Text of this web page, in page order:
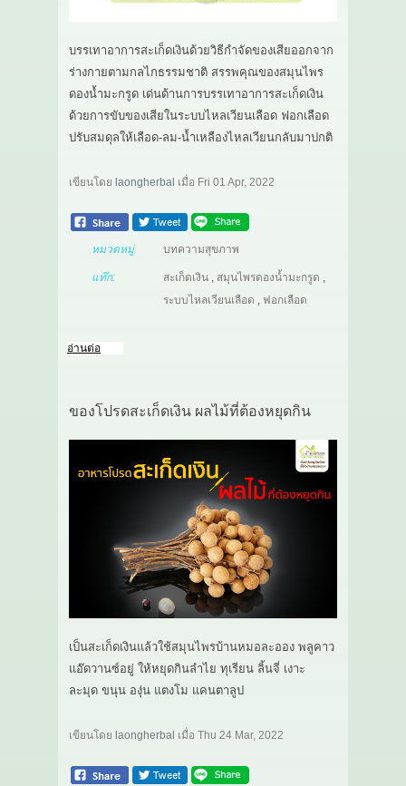
บรรเทาอาการสะเก็ดเงินด้วยวิธีกำจัดของเสียออกจาก
ร่างกายตามกลไกธรรมชาติ สรรพคุณของสมุนไพร
ดองน้ำมะกรูด เด่นด้านการบรรเทาอาการสะเก็ดเงิน
ด้วยการขับของเสียในระบบไหลเวียนเลือด ฟอกเลือด
ปรับสมดุลให้เลือด-ลม-น้ำเหลืองไหลเวียนกลับมาปกติ
เขียนโดย laongherbal เมื่อ Fri 01 Apr, 2022
หมวดหมู่ บทความสุขภาพ
แท๊ก: สะเก็ดเงิน, สมุนไพรดองน้ำมะกรูด
ระบบไหลเวียนเลือด
ฟอกเลือด
อ่านต่อ
ของโปรดสะเก็ดเงิน ผลไม้ที่ต้องหยุดกิน
เป็นสะเก็ดเงินแล้วใช้สมุนไพรบ้านหมอละออง พลูคาว
แอ๊ดวานซ์อยู่ ให้หยุดกินลำไย ทุเรียน ลิ้นจี่ เงาะ
ละมุด ขนุน องุ่น แตงโม แคนตาลูป
เขียนโดย laongherbal เมื่อ Thu 24 Mar, 2022